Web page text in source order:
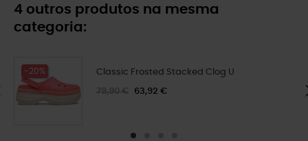
4 outros produtos na mesma
categoria:
-20% Classic Frosted Stacked Clog U
79,90 € 63,92 €